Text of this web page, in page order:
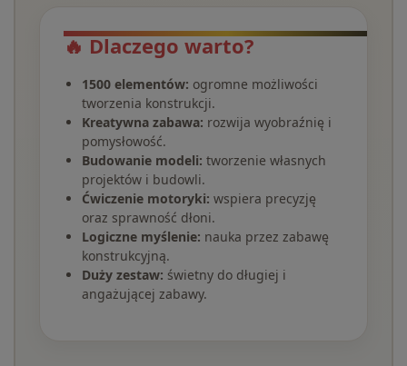
🔥 Dlaczego warto?
1500 elementów: ogromne możliwości
tworzenia konstrukcji.
Kreatywna zabawa: rozwija wyobraźnię i
pomysłowość.
Budowanie modeli: tworzenie własnych
projektów i budowli.
Ćwiczenie motoryki: wspiera precyzję
oraz sprawność dłoni.
Logiczne myślenie: nauka przez zabawę
konstrukcyjną.
Duży zestaw: świetny do długiej i
angażującej zabawy.